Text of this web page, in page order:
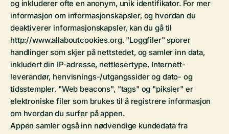
og inkluderer ofte en anonym, unik identifikator. For mer
informasjon om informasjonskapsler, og hvordan du
deaktiverer informasjonskapsler, kan du gå til
http://www.allaboutcookies.org. "Loggfiler" sporer
handlinger som skjer på nettstedet, og samler inn data,
inkludert din IP-adresse, nettlesertype, Internett-
leverandør, henvisnings-/utgangssider og dato- og
tidsstempler. "Web beacons", "tags" og "piksler" er
elektroniske filer som brukes til å registrere informasjon
om hvordan du surfer på appen.
Appen samler også inn nødvendige kundedata fra